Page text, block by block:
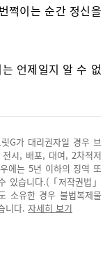
쩍이는 순간 정신을
언제일지 알 수 없
G가 대리권자일 경우 브
시, 배포, 대여, 2차적저
에는 5년 이하의 징역 또
있습니다.(「저작권법」
소유한 경우 불법복제물
니다. 자세히 보기